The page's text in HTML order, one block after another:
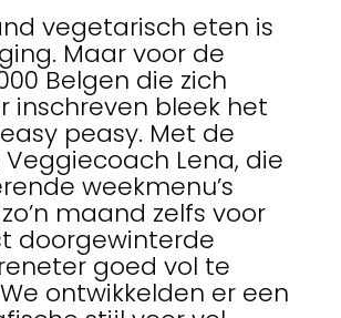
vegetarisch eten is
Maar voor de
Belgen die zich
inschreven bleek het
peasy. Met de
Lena, die
weekmenu’s
maand zelfs voor
doorgewinterde
goed vol te
ontwikkelden er een